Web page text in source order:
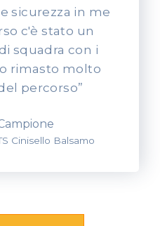
sicurezza in me
c'è stato un
squadra con i
rimasto molto
percorso”
Cinisello Balsamo